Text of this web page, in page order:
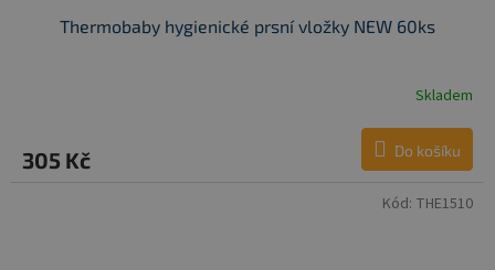
Thermobaby hygienické prsní vložky NEW 60ks
Skladem
305 Kč Do košíku
Kód: THE1510